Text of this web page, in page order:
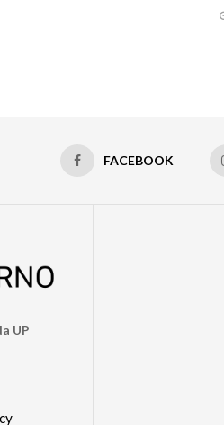
FACEBOOK
UP